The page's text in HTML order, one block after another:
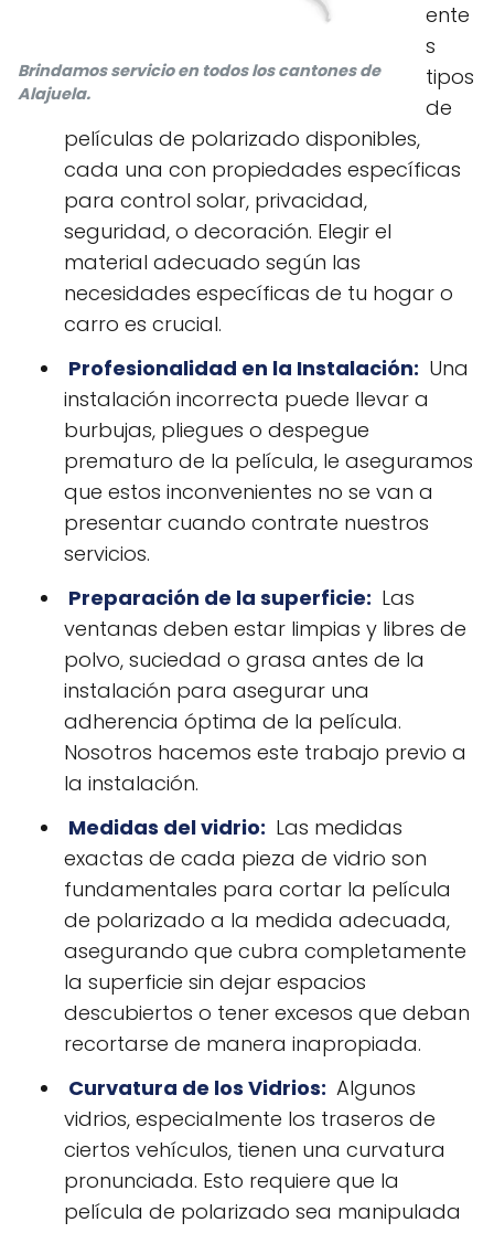
Brindamos servicio en todos los cantones de
Alajuela.
ente
s
tipos
de
películas de polarizado disponibles,
cada una con propiedades específicas
para control solar, privacidad,
seguridad, o decoración. Elegir el
material adecuado según las
necesidades específicas de tu hogar o
carro es crucial.
Profesionalidad en la Instalación: Una
instalación incorrecta puede llevar a
burbujas, pliegues o despegue
prematuro de la película, le aseguramos
que estos inconvenientes no se van a
presentar cuando contrate nuestros
servicios.
Preparación de la superficie: Las
ventanas deben estar limpias y libres de
polvo, suciedad o grasa antes de la
instalación para asegurar una
adherencia óptima de la película.
Nosotros hacemos este trabajo previo a
la instalación.
Medidas del vidrio: Las medidas
exactas de cada pieza de vidrio son
fundamentales para cortar la película
de polarizado a la medida adecuada,
asegurando que cubra completamente
la superficie sin dejar espacios
descubiertos o tener excesos que deban
recortarse de manera inapropiada.
Curvatura de los Vidrios: Algunos
vidrios, especialmente los traseros de
ciertos vehículos, tienen una curvatura
pronunciada. Esto requiere que la
película de polarizado sea manipulada